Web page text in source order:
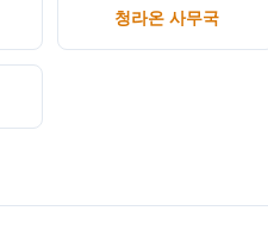
청라온 사무국